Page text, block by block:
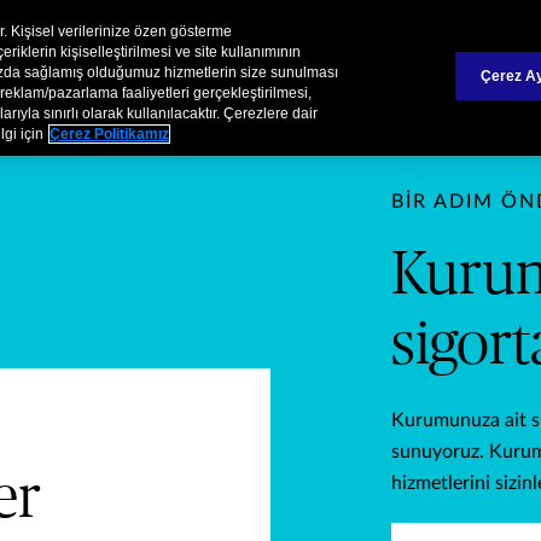
için sigorta
BIR ADIM
Kurumunuza ait
sunuyoruz.
hizmetlerini
Kişisel verilerinize özen gösterme
kişiselleştirilmesi ve site kullanımının
sağlamış olduğumuz hizmetlerin size sunulması
pazarlama faaliyetleri gerçekleştirilmesi,
sınırlı olarak kullanılacaktır. Çerezlere dair
için Çerez Politikamız
Çerez